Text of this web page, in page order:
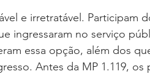
e irretratável. Participam
ingressaram no serviço
essa opção, além dos
Antes da MP 1.119, os